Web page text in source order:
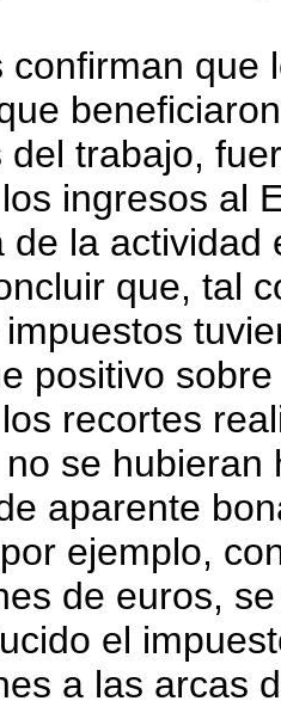
confirman que
del trabajo,
ingresos al
de la actividad
que, tal
positivo
recortes
se
aparente
ejemplo,
de euros,
el
a las arcas